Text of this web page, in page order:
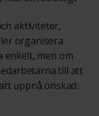
aktiviteter,
organisera
enkelt, men om
till att
uppnå önskad